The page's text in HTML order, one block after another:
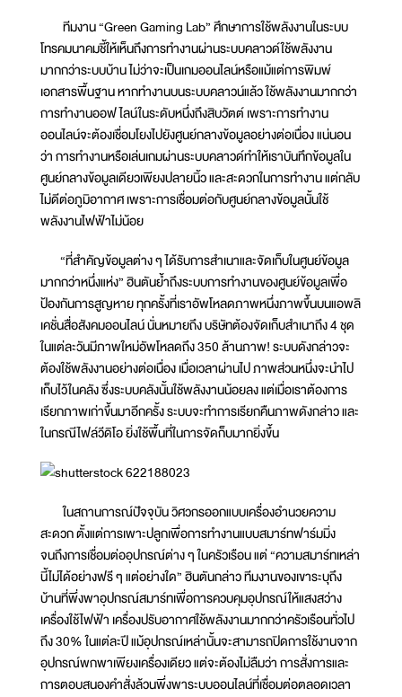
ทีมงาน “Green Gaming Lab” ศึกษาการใช้พลังงานในระบบ
โทรคมนาคมชี้ให้เห็นถึงการทำงานผ่านระบบคลาวด์ใช้พลังงาน
มากกว่าระบบบ้าน ไม่ว่าจะเป็นเกมออนไลน์หรือแม้แต่การพิมพ์
เอกสารพื้นฐาน หากทำงานบนระบบคลาวน์แล้ว ใช้พลังงานมากกว่า
การทำงานออฟไลน์ในระดับหนึ่งถึงสิบวัตต์ เพราะการทำงาน
ออนไลน์จะต้องเชื่อมโยงไปยังศูนย์กลางข้อมูลอย่างต่อเนื่อง แน่นอน
ว่า การทำงานหรือเล่นเกมผ่านระบบคลาวด์ทำให้เราบันทึกข้อมูลใน
ศูนย์กลางข้อมูลเดียวเพียงปลายนิ้ว และสะดวกในการทำงาน แต่กลับ
ไม่ดีต่อภูมิอากาศ เพราะการเชื่อมต่อกับศูนย์กลางข้อมูลนั้นใช้
พลังงานไฟฟ้าไม่น้อย
“ที่สำคัญข้อมูลต่าง ๆ ได้รับการสำเนาและจัดเก็บในศูนย์ข้อมูล
มากกว่าหนึ่งแห่ง” ฮินตันย้ำถึงระบบการทำงานของศูนย์ข้อมูลเพื่อ
ป้องกันการสูญหาย ทุกครั้งที่เราอัพโหลดภาพหนึ่งภาพขึ้นบนแอพลิ
เคชั่นสื่อสังคมออนไลน์ นั่นหมายถึง บริษัทต้องจัดเก็บสำเนาถึง 4 ชุด
ในแต่ละวันมีภาพใหม่อัพโหลดถึง 350 ล้านภาพ! ระบบดังกล่าวจะ
ต้องใช้พลังงานอย่างต่อเนื่อง เมื่อเวลาผ่านไป ภาพส่วนหนึ่งจะนำไป
เก็บไว้ในคลัง ซึ่งระบบคลังนั้นใช้พลังงานน้อยลง แต่เมื่อเราต้องการ
เรียกภาพเก่าขึ้นมาอีกครั้ง ระบบจะทำการเรียกคืนภาพดังกล่าว และ
ในกรณีไฟล์วีดิโอ ยิ่งใช้พื้นที่ในการจัดก็บมากยิ่งขึ้น
ในสถานการณ์ปัจจุบัน วิศวกรออกแบบเครื่องอำนวยความ
สะดวก ตั้งแต่การเพาะปลูกเพื่อการทำงานแบบสมาร์ทฟาร์มมิ่ง
จนถึงการเชื่อมต่ออุปกรณ์ต่าง ๆ ในครัวเรือน แต่ “ความสมาร์ทเหล่า
นี้ไม่ได้อย่างฟรี ๆ แต่อย่างใด” ฮินตันกล่าว ทีมงานของเขาระบุถึง
บ้านที่พึ่งพาอุปกรณ์สมาร์ทเพื่อการควบคุมอุปกรณ์ให้แสงสว่าง
เครื่องใช้ไฟฟ้า เครื่องปรับอากาศใช้พลังงานมากกว่าครัวเรือนทั่วไป
ถึง 30% ในแต่ละปี แม้อุปกรณ์เหล่านั้นจะสามารถปิดการใช้งานจาก
อุปกรณ์พกพาเพียงเครื่องเดียว แต่จะต้องไม่ลืมว่า การสั่งการและ
การตอบสนองคำสั่งล้วนพึ่งพาระบบออนไลน์ที่เชื่อมต่อตลอดเวลา